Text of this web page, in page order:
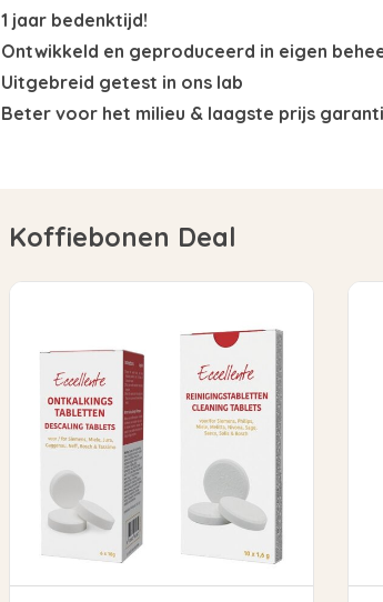
1 jaar bedenktijd!
Ontwikkeld en geproduceerd in eigen
Uitgebreid getest in ons lab
Beter voor het milieu & laagste prijs
Koffiebonen Deal